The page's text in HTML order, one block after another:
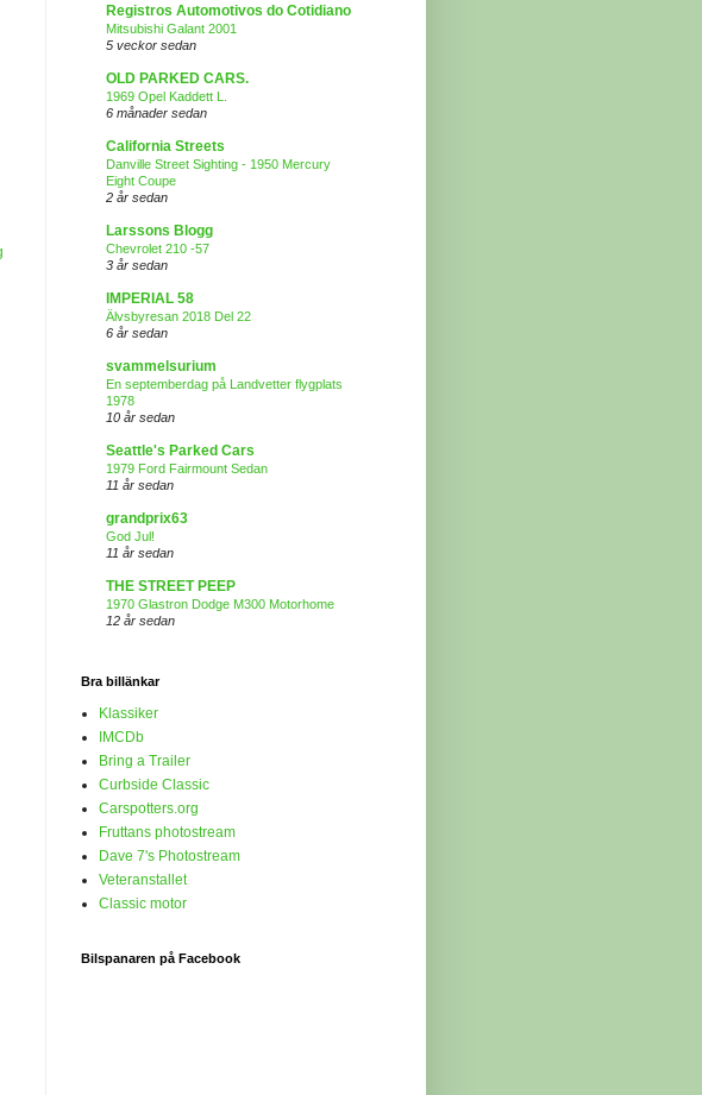
Registros Automotivos do Cotidiano
Mitsubishi Galant 2001
5 veckor sedan
OLD PARKED CARS.
1969 Opel Kaddett L.
6 månader sedan
California Streets
Danville Street Sighting - 1950 Mercury
Eight Coupe
2 år sedan
Larssons Blogg
Chevrolet 210 -57
3 år sedan
IMPERIAL 58
Älvsbyresan 2018 Del 22
6 år sedan
svammelsurium
En septemberdag på Landvetter flygplats
1978
10 år sedan
Seattle's Parked Cars
1979 Ford Fairmount Sedan
11 år sedan
grandprix63
God Jul!
11 år sedan
THE STREET PEEP
1970 Glastron Dodge M300 Motorhome
12 år sedan
Bra billänkar
Klassiker
IMCDb
Bring a Trailer
Curbside Classic
Carspotters.org
Fruttans photostream
Dave 7's Photostream
Veteranstallet
Classic motor
Bilspanaren på Facebook